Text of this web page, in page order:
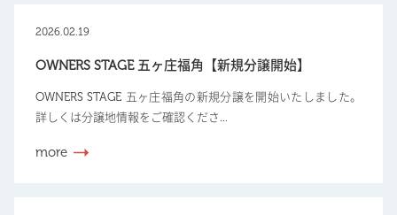
2026.02.19
OWNERS STAGE 五ヶ庄福角【新規分譲開始】
OWNERS STAGE 五ヶ庄福角の新規分譲を開始いたしました。
詳しくは分譲地情報をご確認くださ...
more